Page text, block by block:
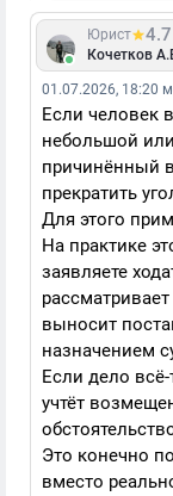
Юрист 4.7
Кочетков
01.07.2026, 18:20
Если человек
небольшой
причинённый
прекратить
Для этого
На практике
заявляете
выносит
назначением
Если дело
учтёт
Это конечно
вместо